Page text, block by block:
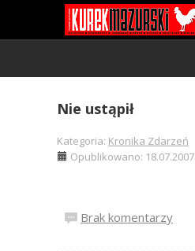
Nie ustąpił
Kategoria: Kronika Zdarzeń
Opublikowano: 18.07.2007
Brak komentarzy